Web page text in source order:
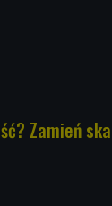
Zamień